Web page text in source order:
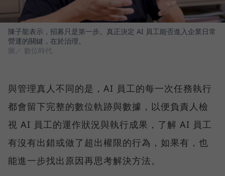
陳子龍表示，招募只是第一步。真正決定 AI 員工能否進入企業日常
營運的關鍵，在於治理。
圖／ 數位時代
與管理真人不同的是，AI 員工的每一次任務執行
都會留下完整的數位軌跡與數據，以便負責人檢
視 AI 員工的運作狀況與執行成果，了解 AI 員工
有沒有出錯或做了超出權限的行為，如果有，也
能進一步找出原因再思考解決方法。